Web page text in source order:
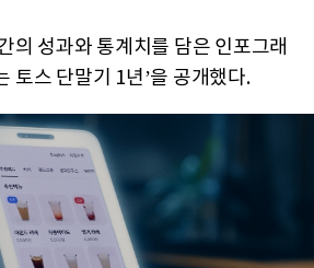
의 성과와 통계치를 담은 인포그래
토스 단말기 1년’을 공개했다.